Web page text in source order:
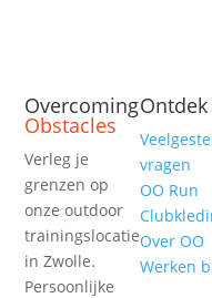
Overcoming
Obstacles
Verleg je
grenzen op
onze outdoor
trainingslocatie
in Zwolle.
Persoonlijke
Ontdek
vragen
OO Run
Over OO
Werken